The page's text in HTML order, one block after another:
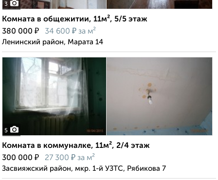
3
Комната в общежитии, 11м², 5/5 этаж
380 000 ₽ 34 600 ₽ за м²
Ленинский район, Марата 14
5
Комната в коммуналке, 11м², 2/4 этаж
300 000 ₽ 27 300 ₽ за м²
Засвияжский район, мкр. 1-й УЗТС, Рябикова 7